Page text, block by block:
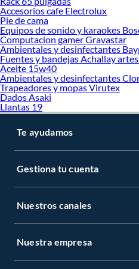
Terrazas
Mancuernas
Pelota de voley
Scooter
Columpio
Mochila viajera
Piscina inflable
Silla de playa
Cama saltarina
Hamaca
Bolsa de dormir
Fulbito de mesa
Caña de pescar
Mesa de ping pong
Silla plegable
Sombrillas para terrazas
Trotadora
Accesorios cafe Electrolux
Pie de cama
Equipos de sonido y karaokes
Computacion gamer Gravastar
Ambientales y desinfectantes
Fuentes y bandejas Achallay
Aceite 15w40
Ambientales y desinfectantes
Trapeadores y mopas Virutex
Dados Asaki
Llantas 19
Te ayudamos
Gestiona tu cuenta
Nuestros canales
Nuestra empresa